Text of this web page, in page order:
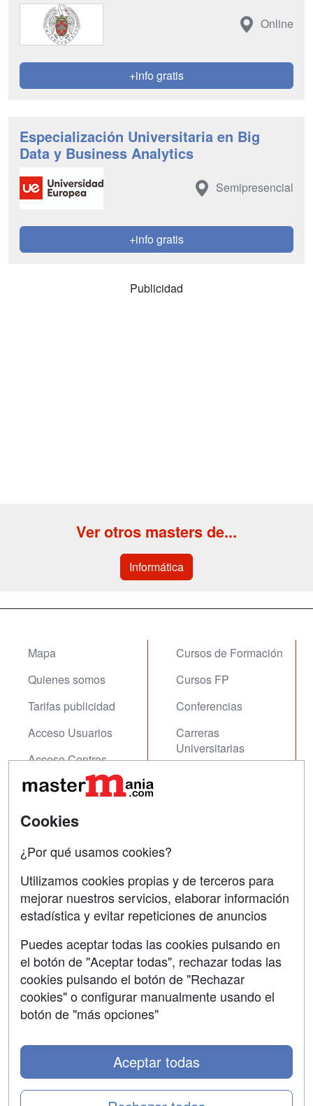
Online
+info gratis
Especialización Universitaria en Big
Data y Business Analytics
Semipresencial
+info gratis
Publicidad
Ver otros masters de...
Informática
Mapa
Quienes somos
Tarifas publicidad
Acceso Usuarios
Acceso Centros
Cursos de Formación
Cursos FP
Conferencias
Carreras
Universitarias
Contactar
Copyleft
Grupo formazion:
Cookies
¿Por qué usamos cookies?
Utilizamos cookies propias y de terceros para
mejorar nuestros servicios, elaborar información
estadística y evitar repeticiones de anuncios
Puedes aceptar todas las cookies pulsando en
el botón de "Aceptar todas", rechazar todas las
cookies pulsando el botón de "Rechazar
cookies" o configurar manualmente usando el
botón de "más opciones"
Aceptar todas